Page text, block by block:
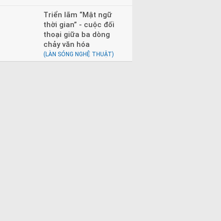
Triển lãm “Mật ngữ
thời gian” - cuộc đối
thoại giữa ba dòng
chảy văn hóa
(LÀN SÓNG NGHỆ THUẬT)